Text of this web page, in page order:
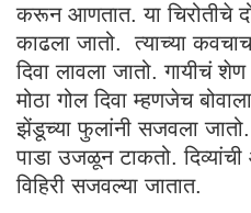
करून आणतात. या
काढला जातो. त्याच्या
दिवा लावला जातो. गायीचं
मोठा गोल दिवा म्हणजेच
झेंडूच्या फुलांनी सजवला जातो.
पाडा उजळून टाकतो.
विहिरी सजवल्या जातात.